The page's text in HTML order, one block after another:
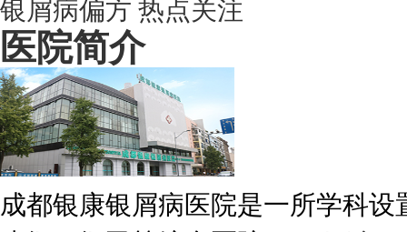
银屑病偏方 热点关注
医院简介
成都银康银屑病医院是一所学科